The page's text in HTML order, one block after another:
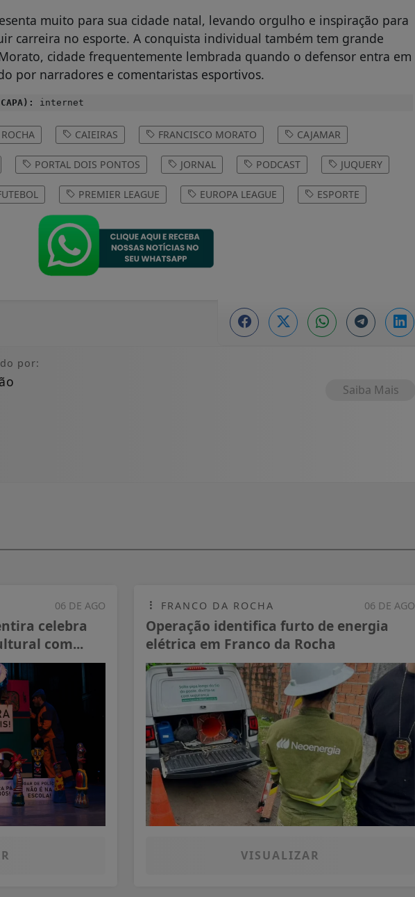
muito para sua cidade natal, levando orgulho e inspiração para
carreira no esporte. A conquista individual também tem grande
cidade frequentemente lembrada quando o defensor entra em
por narradores e comentaristas esportivos.
internet
CAIEIRAS FRANCISCO MORATO CAJAMAR
PORTAL DOIS PONTOS JORNAL PODCAST JUQUERY
PREMIER LEAGUE EUROPA LEAGUE ESPORTE
por:
Saiba Mais
06 DE AGO
celebra
com...
06 DE AGO
FRANCO DA ROCHA
Operação identifica furto de energia
elétrica em Franco da Rocha
VISUALIZAR